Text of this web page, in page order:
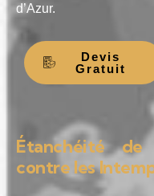
d’Azur.
Devis
Gratuit
Étanchéité
contre les